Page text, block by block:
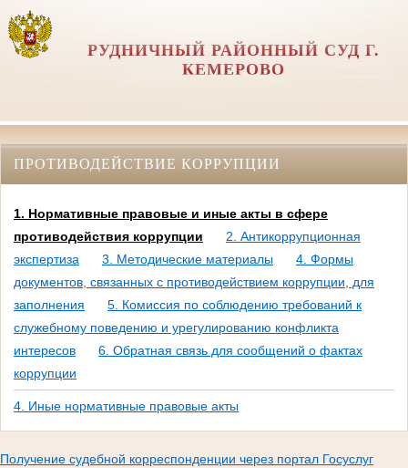
РУДНИЧНЫЙ РАЙОННЫЙ СУД Г.
КЕМЕРОВО
ПРОТИВОДЕЙСТВИЕ КОРРУПЦИИ
1. Нормативные правовые и иные акты в сфере
противодействия коррупции
2. Антикоррупционная
экспертиза
3. Методические материалы
4. Формы
документов, связанных с противодействием коррупции, для
заполнения
5. Комиссия по соблюдению требований к
служебному поведению и урегулированию конфликта
интересов
6. Обратная связь для сообщений о фактах
коррупции
4. Иные нормативные правовые акты
Получение судебной корреспонденции через портал Госуслуг